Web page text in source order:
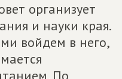
организует
и науки края.
войдем в него,
По